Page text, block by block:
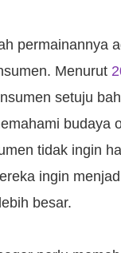
permainannya
Menurut
setuju
budaya
tidak ingin
ingin
besar.